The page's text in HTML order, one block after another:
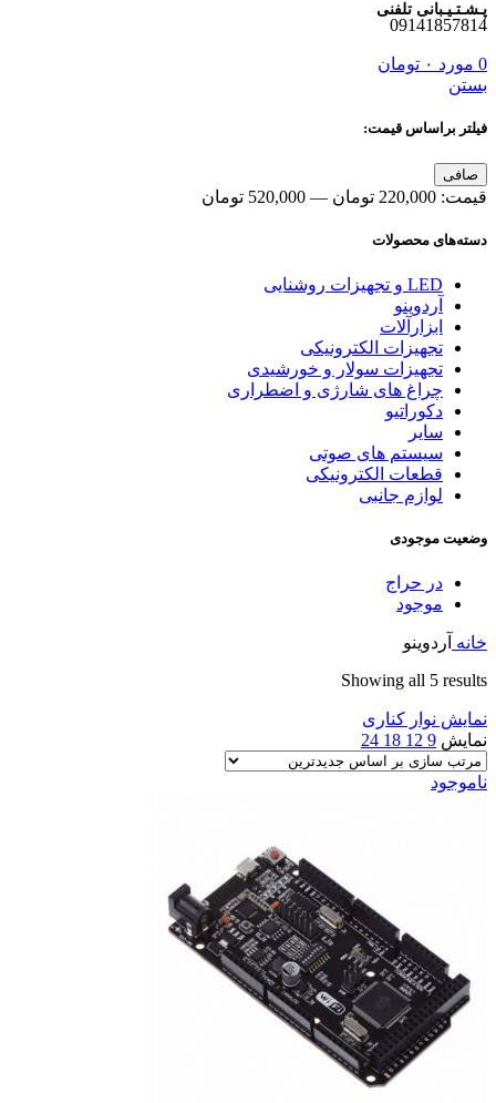
پـشـتـیـبانی تلفنی
09141857814
0 مورد ۰ تومان
بستن
فیلتر براساس قیمت:
حداقل
قیمت
حداكثر
قيمت
صافی
قيمت: 220,000 تومان — 520,000 تومان
دسته‌های محصولات
LED و تجهیزات روشنایی
آردوینو
ابزارآلات
تجهیزات الکترونیکی
تجهیزات سولار و خورشیدی
چراغ های شارژی و اضطراری
دکوراتیو
سایر
سیستم های صوتی
قطعات الکترونیکی
لوازم جانبی
وضعیت موجودی
در حراج
موجود
خانه آردوینو
Showing all 5 results
نمایش نوار کناری
نمایش 9
12
18
24
ناموجود